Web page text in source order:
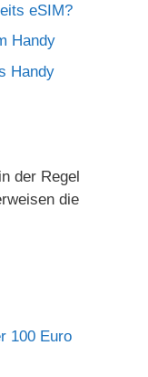
eSIM?
Handy
Handy
der Regel
die
100 Euro